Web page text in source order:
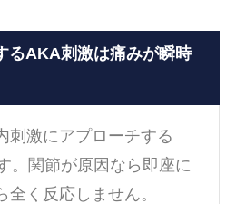
るAKA刺激は痛みが瞬時
刺激にアプローチする
。関節が原因なら即座に
く反応しません。